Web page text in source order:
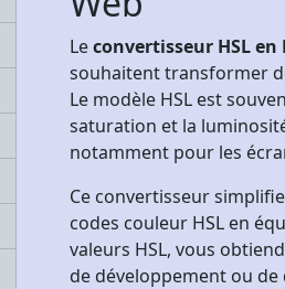
Leconvertisseur HSL en
souhaitent transformer
Le modèle HSL est
saturation et la
notamment pour les
Ce convertisseur
codes couleur HSL en
valeurs HSL, vous
de développement ou de